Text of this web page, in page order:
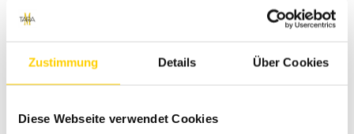
Zustimmung Details Über Cookies
Diese Webseite verwendet Cookies
unterstreichen. Mit unserer langjährigen Erfahrung und
gestylt bist. Entdecke die neuesten Trends und zeitlose
Klassiker in unseren Stores oder online unter tara-m.de.